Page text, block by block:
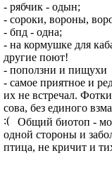
- рябчик - одын;
- сороки, вороны,
- бпд - одна;
- на кормушке для
другие поют!
- поползни и пищухи
- самое приятное и
их не встречал.
сова, без единого
Общий биотоп -
одной стороны и
птица, не кричит и